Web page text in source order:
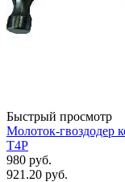
Быстрый просмотр
Молоток-гвоздодер
T4P
980 руб.
921.20 руб.